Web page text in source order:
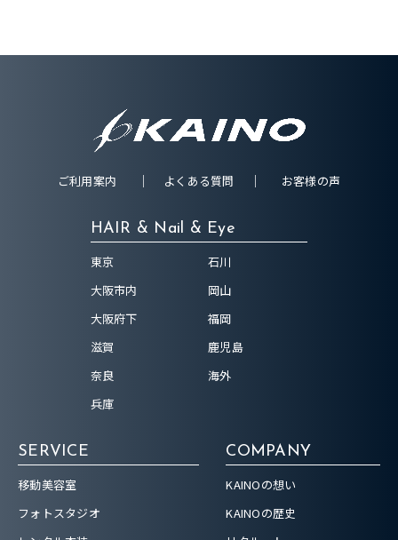
ご利用案内 よくある質問 お客様の声
HAIR & Nail & Eye
東京
大阪市内
大阪府下
滋賀
奈良
兵庫
石川
岡山
福岡
鹿児島
海外
SERVICE
移動美容室
フォトスタジオ
COMPANY
KAINOの想い
KAINOの歴史